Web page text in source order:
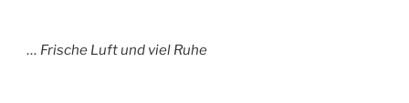
… Frische Luft und viel Ruhe